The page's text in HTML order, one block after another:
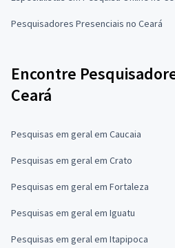
Pesquisadores Presenciais no Ceará
Encontre
Ceará
Pesquisas em geral em Caucaia
Pesquisas em geral em Crato
Pesquisas em geral em Fortaleza
Pesquisas em geral em Iguatu
Pesquisas em geral em Itapipoca